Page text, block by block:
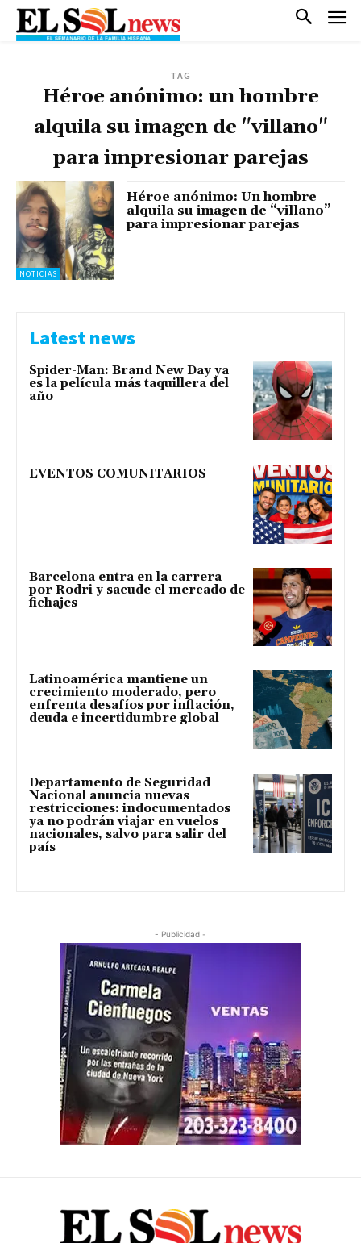
TAG
Héroe anónimo: un hombre
alquila su imagen de "villano"
para impresionar parejas
NOTICIAS
Héroe anónimo: Un hombre
alquila su imagen de “villano”
para impresionar parejas
Latest news
Spider-Man: Brand New Day ya
es la película más taquillera del
año
EVENTOS COMUNITARIOS
Barcelona entra en la carrera
por Rodri y sacude el mercado de
fichajes
Latinoamérica mantiene un
crecimiento moderado, pero
enfrenta desafíos por inflación,
deuda e incertidumbre global
Departamento de Seguridad
Nacional anuncia nuevas
restricciones: indocumentados
ya no podrán viajar en vuelos
nacionales, salvo para salir del
país
- Publicidad -